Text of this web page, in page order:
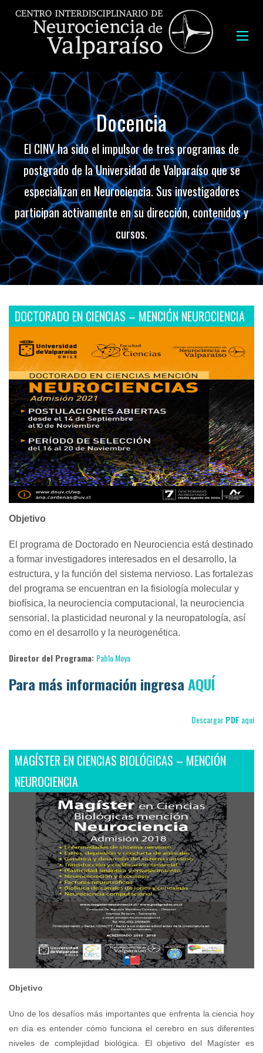
Docencia
El CINV ha sido el impulsor de tres programas de
postgrado de la Universidad de Valparaíso que se
especializan en Neurociencia. Sus investigadores
participan activamente en su dirección, contenidos y
cursos.
DOCTORADO EN CIENCIAS – MENCIÓN NEUROCIENCIA
Objetivo
El programa de Doctorado en Neurociencia está destinado
a formar investigadores interesados en el desarrollo, la
estructura, y la función del sistema nervioso. Las fortalezas
del programa se encuentran en la fisiología molecular y
biofísica, la neurociencia computacional, la neurociencia
sensorial, la plasticidad neuronal y la neuropatología, así
como en el desarrollo y la neurogenética.
Director del Programa: Pablo Moya
Para más información ingresaAQUÍ
DescargarPDF aquí
MAGÍSTER EN CIENCIAS BIOLÓGICAS – MENCIÓN
NEUROCIENCIA
Objetivo
Uno de los desafíos más importantes que enfrenta la ciencia hoy
en día es entender cómo funciona el cerebro en sus diferentes
niveles de complejidad biológica. El objetivo del Magíster es